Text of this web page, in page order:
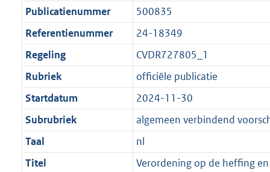
Publicatienummer
500835
Referentienummer
24-18349
Regeling
CVDR727805_1
Rubriek
officiële publicatie
Startdatum
2024-11-30
Subrubriek
algemeen verbindend
Taal
nl
Titel
Verordening op de heffing